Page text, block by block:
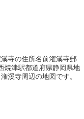
寺の住所名前潅溪寺郵
焼津駅都道府県静岡県地
溪寺周辺の地図です。